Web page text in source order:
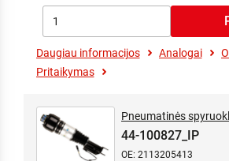
Daugiau informacijos Analogai
Pritaikymas
Pneumatinės
44-100827_IP
OE: 2113205413